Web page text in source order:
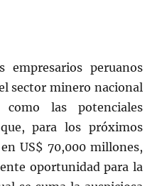
empresarios peruanos
sector minero nacional
las potenciales
para los próximos
US$ 70,000 millones,
oportunidad para la